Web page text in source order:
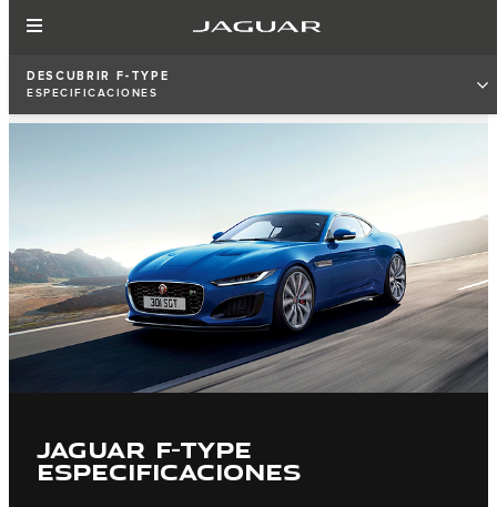
DESCUBRIR F‑TYPE
ESPECIFICACIONES
JAGUAR F-TYPE
ESPECIFICACIONES